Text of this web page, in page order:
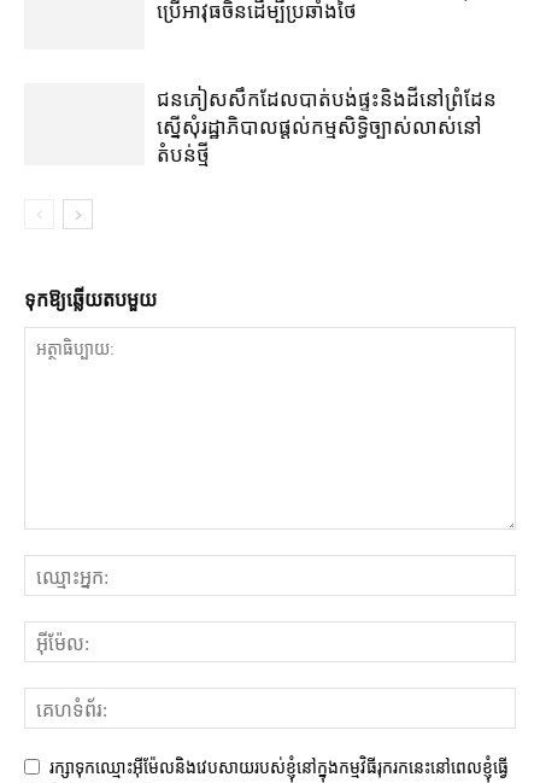
ប្រើ​អាវុធ​ចិន​ដើម្បី​ប្រឆាំង​ថៃ ​
ជនភៀសសឹក​ដែល​បាត់បង់​ផ្ទះ​និង​ដី​នៅ​ព្រំដែន​
ស្នើសុំ​រដ្ឋាភិបាល​ផ្តល់​កម្មសិទ្ធិ​ច្បាស់លាស់​នៅ​
តំបន់​ថ្មី
ទុក​ឱ្យ​ឆ្លើយ​តប​មួយ
រក្សាទុកឈ្មោះអ៊ីម៉ែលនិងវេបសាយរបស់ខ្ញុំនៅក្នុងកម្មវិធីរុករកនេះនៅពេលខ្ញុំធ្វើ